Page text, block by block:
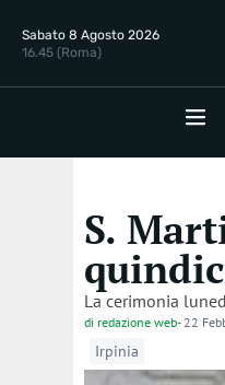
Sabato 8 Agosto 2026
16.45 (Roma)
S.
La cerimonia
di redazione web- 22
Irpinia